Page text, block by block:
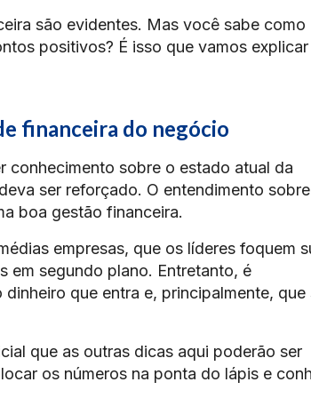
são evidentes. Mas você sabe como
positivos? É isso que vamos explicar
financeira do negócio
conhecimento sobre o estado atual da
ser reforçado. O entendimento
boa gestão financeira.
empresas, que os líderes foquem
em segundo plano. Entretanto, é
que entra e, principalmente, que
que as outras dicas aqui poderão ser
os números na ponta do lápis e